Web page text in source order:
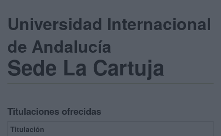
Universidad Internacional
de Andalucía
Sede La Cartuja
Titulaciones ofrecidas
Titulación